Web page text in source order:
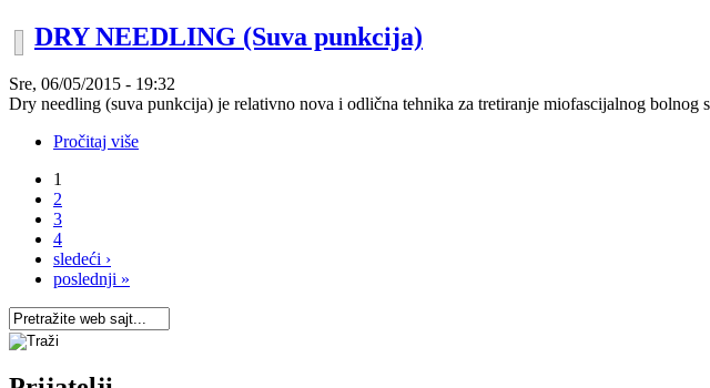
DRY NEEDLING (Suva punkcija)
Sre, 06/05/2015 - 19:32
Dry needling (suva punkcija) je relativno nova i odlična tehnika za tretiranje miofascijalnog bolnog
Pročitaj više
1
2
3
4
sledeći ›
poslednji »